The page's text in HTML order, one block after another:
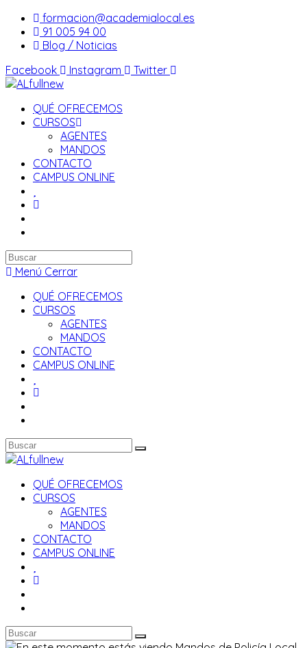
Saltar
contenido
formacion@academialocal.es
91 005 94 00
Blog / Noticias
Facebook
Instagram Twitter
QUÉ OFRECEMOS
CURSOS
AGENTES
MANDOS
CONTACTO
CAMPUS ONLINE
Buscar
en
web
Menú Cerrar
QUÉ OFRECEMOS
CURSOS
AGENTES
MANDOS
CONTACTO
CAMPUS ONLINE
QUÉ OFRECEMOS
CURSOS
AGENTES
MANDOS
CONTACTO
CAMPUS ONLINE